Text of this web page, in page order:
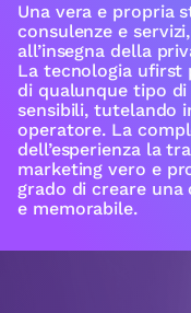
Una vera e propria
consulenze e
all’insegna della
La tecnologia ufirst
di qualunque tipo
sensibili, tutelando
operatore. La
dell’esperienza la
marketing vero e
grado di creare
e memorabile.